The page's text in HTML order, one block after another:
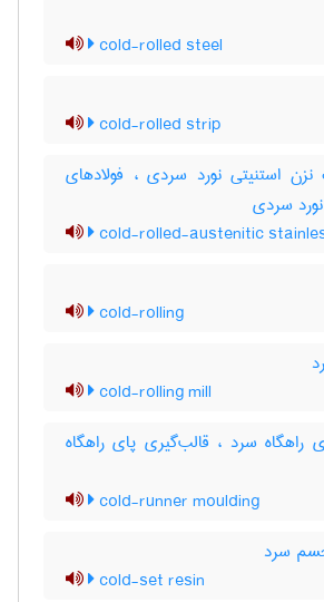
cold-rolled steel
cold-rolled strip
نزن استنیتی نورد سردی ، فولادهای
سردی
cold-rolled-austenitic
cold-rolling
cold-rolling mill
راهگاه سرد ، قالب‌گیری پای راهگاه
cold-runner moulding
سرد
cold-set resin